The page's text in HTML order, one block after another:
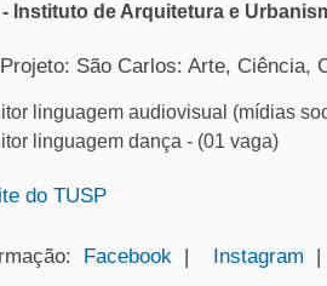
- Instituto de Arquitetura e
São Carlos: Arte, Ciência,
linguagem audiovisual (mídias
linguagem dança - (01 vaga)
do TUSP
Facebook | Instagram